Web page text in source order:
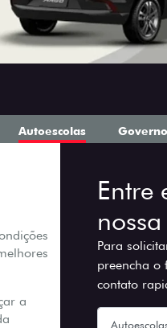
Autoescolas Governo
a
Entre
Para
preencha o
contato